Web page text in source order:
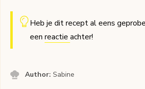
Heb je dit recept al eens
een reactie achter!
Author:Sabine